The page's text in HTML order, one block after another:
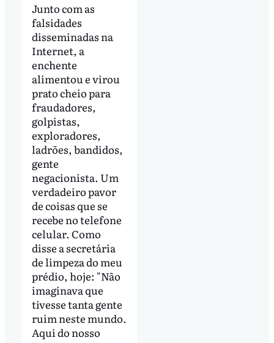
Junto com as
falsidades
disseminadas na
Internet, a
enchente
alimentou e virou
prato cheio para
fraudadores,
golpistas,
exploradores,
ladrões, bandidos,
gente
negacionista. Um
verdadeiro pavor
de coisas que se
recebe no telefone
celular. Como
disse a secretária
de limpeza do meu
prédio, hoje: "Não
imaginava que
tivesse tanta gente
ruim neste mundo.
Aqui do nosso